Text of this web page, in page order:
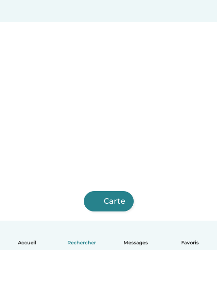
Accueil Rechercher Messages Favoris
Carte